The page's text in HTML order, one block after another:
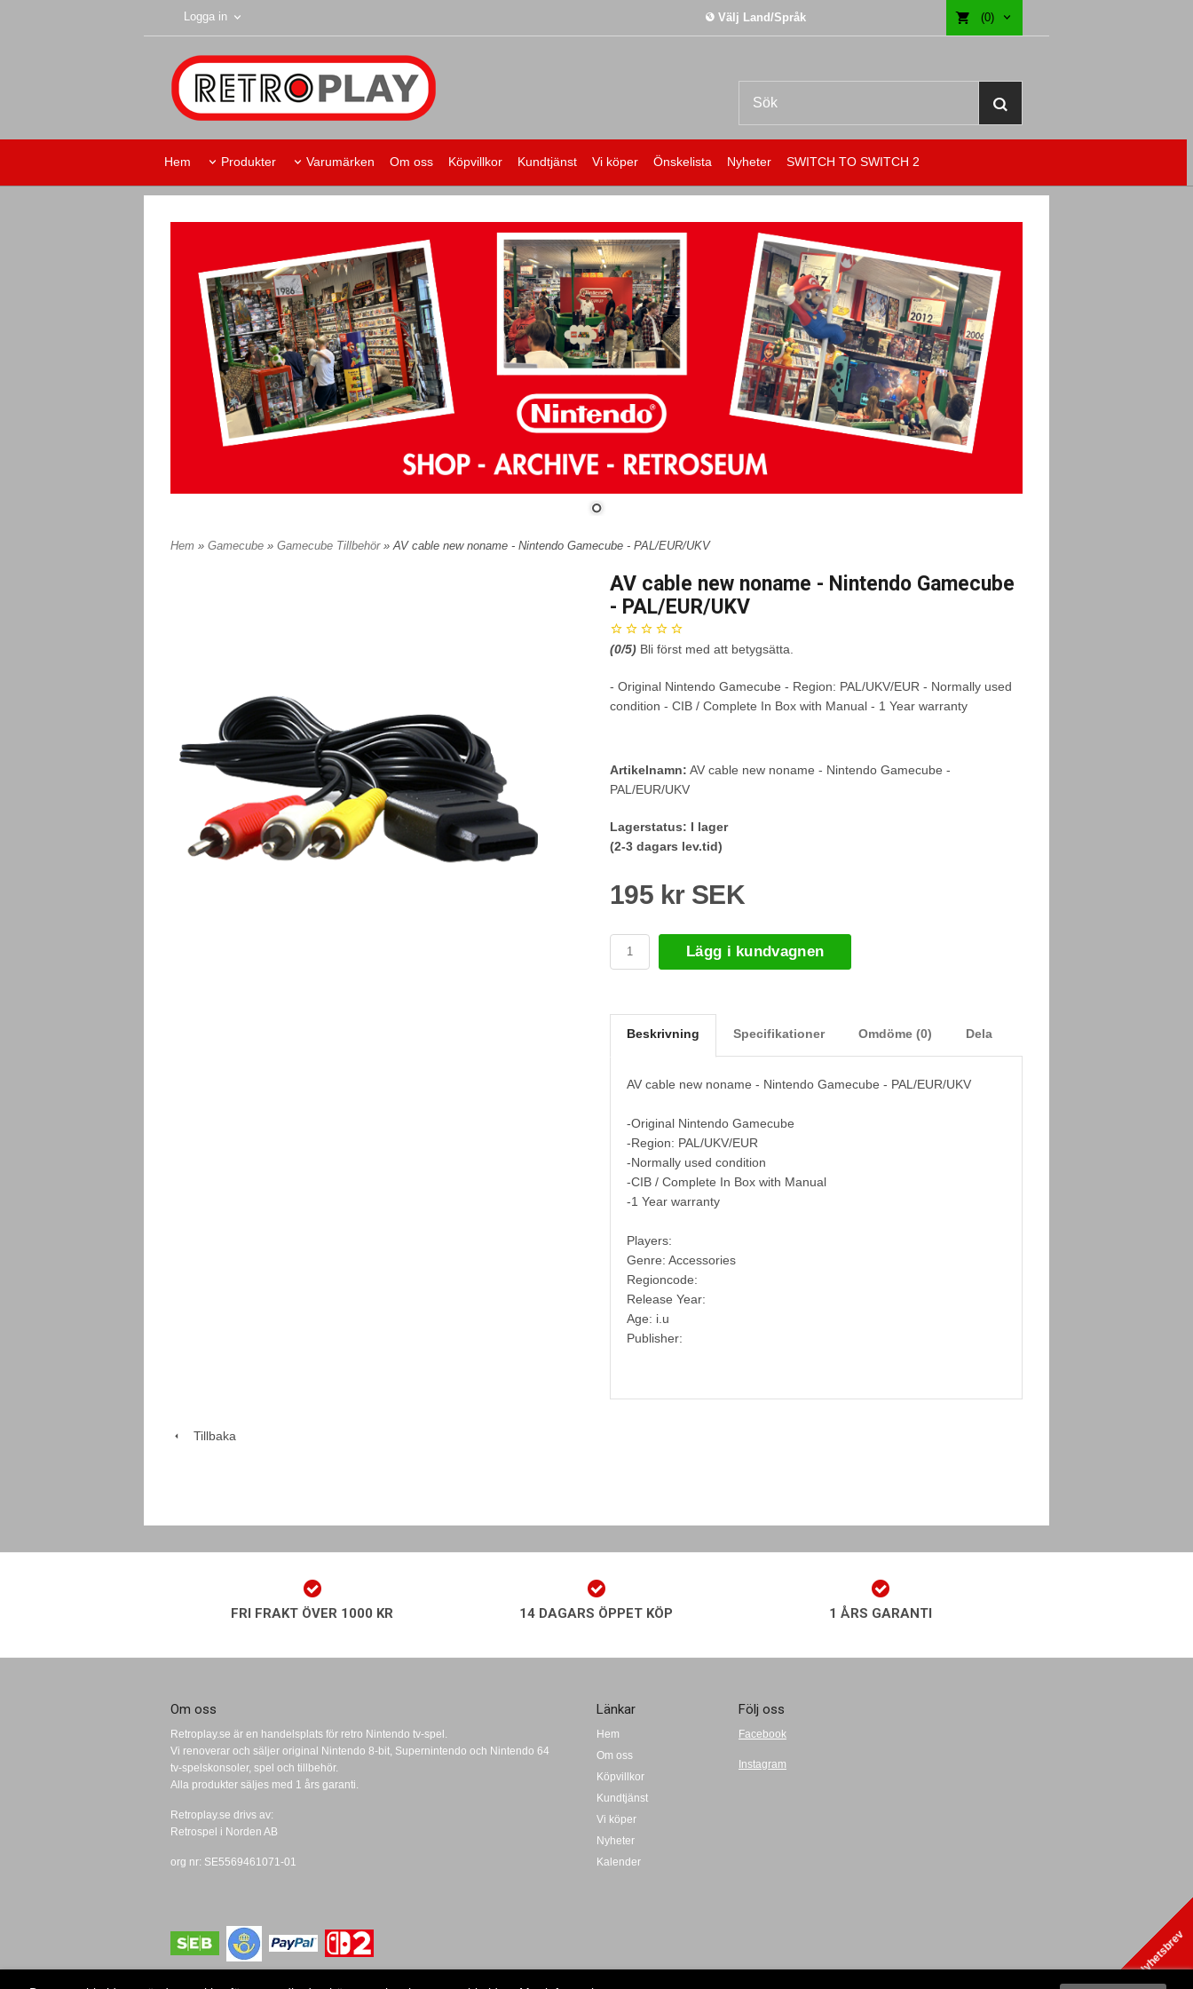
Logga in Välj Land/Språk (0)
Hem Produkter Varumärken Om oss Köpvillkor Kundtjänst Vi köper Önskelista Nyheter SWITCH TO SWITCH 2
Hem » Gamecube » Gamecube Tillbehör » AV cable new noname - Nintendo Gamecube - PAL/EUR/UKV
AV cable new noname - Nintendo Gamecube
- PAL/EUR/UKV
(0/5) Bli först med att betygsätta.
- Original Nintendo Gamecube - Region: PAL/UKV/EUR - Normally used
condition - CIB / Complete In Box with Manual - 1 Year warranty
Artikelnamn: AV cable new noname - Nintendo Gamecube -
PAL/EUR/UKV
Lagerstatus: I lager
(2-3 dagars lev.tid)
195 kr SEK
Lägg i kundvagnen
Beskrivning Specifikationer Omdöme (0) Dela
AV cable new noname - Nintendo Gamecube - PAL/EUR/UKV
-Original Nintendo Gamecube
-Region: PAL/UKV/EUR
-Normally used condition
-CIB / Complete In Box with Manual
-1 Year warranty
Players:
Genre: Accessories
Regioncode:
Release Year:
Age: i.u
Publisher:
Tillbaka
FRI FRAKT ÖVER 1000 KR 14 DAGARS ÖPPET KÖP 1 ÅRS GARANTI
Om oss
Retroplay.se är en handelsplats för retro Nintendo tv-spel.
Vi renoverar och säljer original Nintendo 8-bit, Supernintendo och Nintendo 64
tv-spelskonsoler, spel och tillbehör.
Alla produkter säljes med 1 års garanti.
Retroplay.se drivs av:
Retrospel i Norden AB
org nr: SE5569461071-01
Länkar
Hem
Om oss
Köpvillkor
Kundtjänst
Vi köper
Nyheter
Kalender
Följ oss
Facebook
Instagram
play Nyhetsbrev